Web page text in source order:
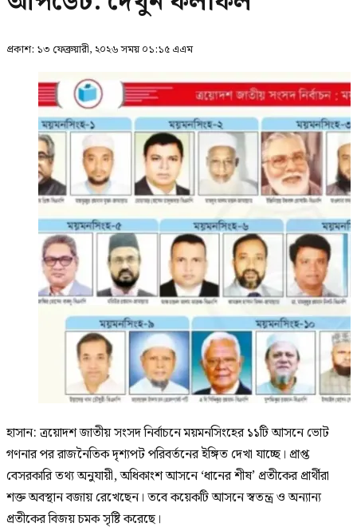
প্রকাশ: ১৩ ফেব্রুয়ারী, ২০২৬ সময় ০১:১৫ এএম
হাসান: ত্রয়োদশ জাতীয় সংসদ নির্বাচনে ময়মনসিংহের ১১টি আসনে ভোট
গণনার পর রাজনৈতিক দৃশ্যপট পরিবর্তনের ইঙ্গিত দেখা যাচ্ছে। প্রাপ্ত
বেসরকারি তথ্য অনুযায়ী, অধিকাংশ আসনে ‘ধানের শীষ’ প্রতীকের প্রার্থীরা
শক্ত অবস্থান বজায় রেখেছেন। তবে কয়েকটি আসনে স্বতন্ত্র ও অন্যান্য
প্রতীকের বিজয় চমক সৃষ্টি করেছে।